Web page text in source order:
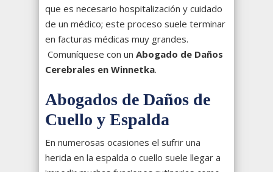
que es necesario hospitalización y cuidado
de un médico; este proceso suele terminar
en facturas médicas muy grandes.
Comuníquese con un Abogado de Daños
Cerebrales en Winnetka.
Abogados de Daños de
Cuello y Espalda
En numerosas ocasiones el sufrir una
herida en la espalda o cuello suele llegar a